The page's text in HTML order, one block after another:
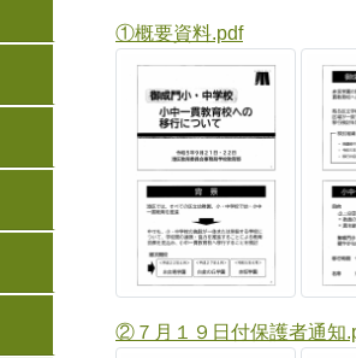
①概要資料.pdf
②７月１９日付保護者通知